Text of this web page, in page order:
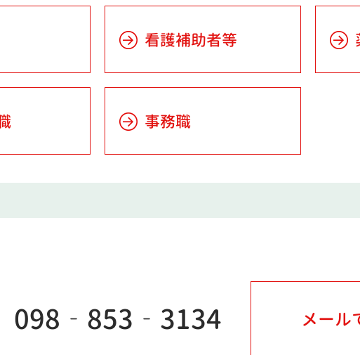
看護補助者等
事務職
098‐853‐3134 メール